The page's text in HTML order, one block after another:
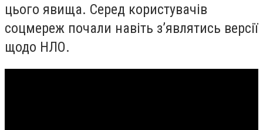
цього явища. Серед користувачів
соцмереж почали навіть з’являтись версії
щодо НЛО.